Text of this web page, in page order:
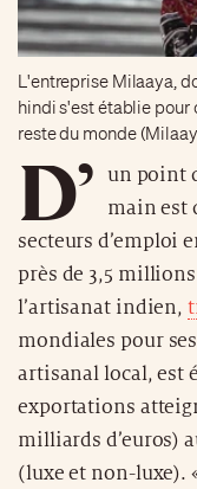
L'entreprise Milaaya,
hindi s'est établie pour
reste du monde
D’
un point
main est
secteurs d’emploi
près de 3,5
l’artisanat indien,
mondiales pour
artisanal local, est
exportations
milliards d’euros)
(luxe et non-luxe).